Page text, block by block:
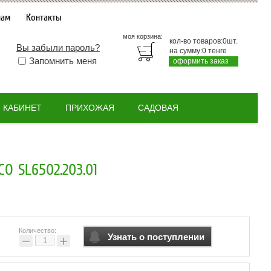
Контакты
Вы забыли пароль?
Запомнить меня
моя корзина:
кол-во товаров:0шт.
на сумму:0 тенге
оформить заказ
КАБИНЕТ ПРИХОЖАЯ САДОВАЯ
SL6502.203.01
Количество:
− + Узнать о поступлении